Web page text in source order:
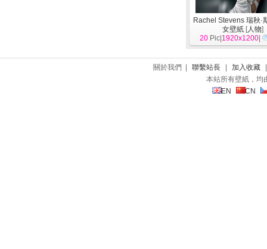
Rachel Stevens 瑞秋·
女壁紙 [人物]
20 Pic| 1920x1200
關於我們 | 聯繫站長 加入收藏
本站所有壁紙，均
EN
CN